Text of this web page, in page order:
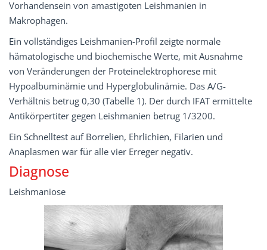
Vorhandensein von amastigoten Leishmanien in
Makrophagen.
Ein vollständiges Leishmanien-Profil zeigte normale
hämatologische und biochemische Werte, mit Ausnahme
von Veränderungen der Proteinelektrophorese mit
Hypoalbuminämie und Hyperglobulinämie. Das A/G-
Verhältnis betrug 0,30 (Tabelle 1). Der durch IFAT ermittelte
Antikörpertiter gegen Leishmanien betrug 1/3200.
Ein Schnelltest auf Borrelien, Ehrlichien, Filarien und
Anaplasmen war für alle vier Erreger negativ.
Diagnose
Leishmaniose